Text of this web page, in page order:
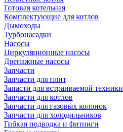
Готовая котельная
Комплектующие для котлов
Дымоходы
Турбонасадки
Насосы
Циркуляционные насосы
Дренажные насосы
Запчасти
Запчасти для плит
Запасти для встраиваемой техники
Запчасти для котлов
Запчасти для газовых колонок
Запчасти для холодильников
Гибкая подводка и фитинги